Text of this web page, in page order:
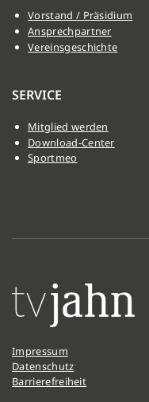
Vorstand / Präsidium
Ansprechpartner
Vereinsgeschichte
SERVICE
Mitglied werden
Download-Center
Sportmeo
Impressum
Datenschutz
Barrierefreiheit